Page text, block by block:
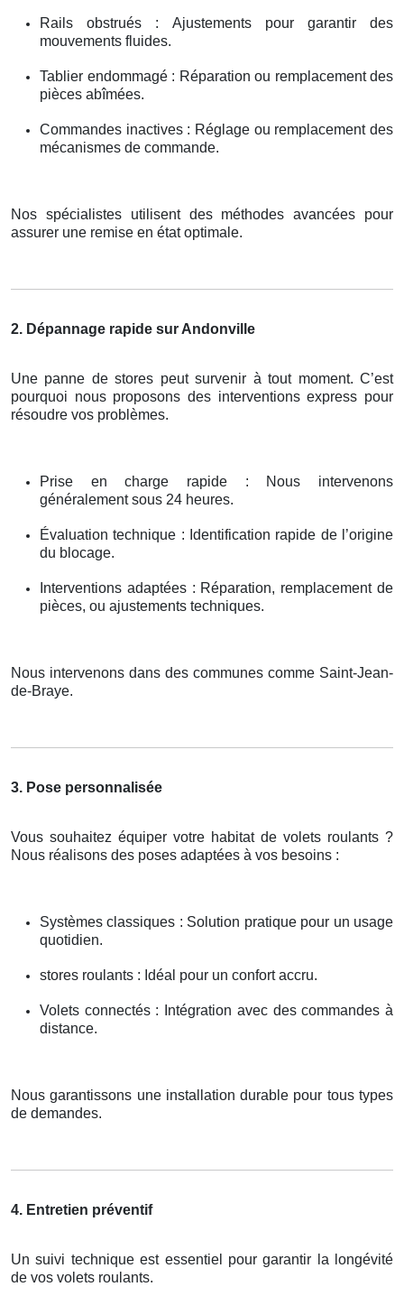
Rails obstrués : Ajustements pour garantir des
mouvements fluides.
Tablier endommagé : Réparation ou remplacement des
pièces abîmées.
Commandes inactives : Réglage ou remplacement des
mécanismes de commande.
Nos spécialistes utilisent des méthodes avancées pour
assurer une remise en état optimale.
2. Dépannage rapide sur Andonville
Une panne de stores peut survenir à tout moment. C’est
pourquoi nous proposons des interventions express pour
résoudre vos problèmes.
Prise en charge rapide : Nous intervenons
généralement sous 24 heures.
Évaluation technique : Identification rapide de l’origine
du blocage.
Interventions adaptées : Réparation, remplacement de
pièces, ou ajustements techniques.
Nous intervenons dans des communes comme Saint-Jean-
de-Braye.
3. Pose personnalisée
Vous souhaitez équiper votre habitat de volets roulants ?
Nous réalisons des poses adaptées à vos besoins :
Systèmes classiques : Solution pratique pour un usage
quotidien.
stores roulants : Idéal pour un confort accru.
Volets connectés : Intégration avec des commandes à
distance.
Nous garantissons une installation durable pour tous types
de demandes.
4. Entretien préventif
Un suivi technique est essentiel pour garantir la longévité
de vos volets roulants.